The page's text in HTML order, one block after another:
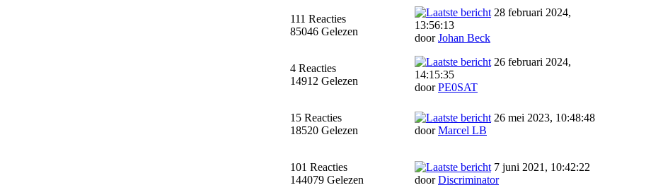
111 Reacties
85046 Gelezen
28 februari 2024,
13:56:13
doorJohan Beck
4 Reacties
14912 Gelezen
26 februari 2024,
14:15:35
doorPE0SAT
15 Reacties
18520 Gelezen
26 mei 2023, 10:48:48
doorMarcel LB
101 Reacties
144079 Gelezen
7 juni 2021, 10:42:22
doorDiscriminator